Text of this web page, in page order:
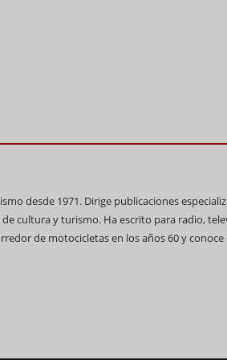
desde 1971. Dirige publicaciones
cultura y turismo. Ha escrito para radio,
de motocicletas en los años 60 y conoce